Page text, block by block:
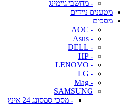
- מחשבי גיימינג
מטענים ניידים
מסכים
- AOC
- Asus
- DELL
- HP
- LENOVO
- LG
- Mag
SAMSUNG
- מסכי סמסונג 24 אינץ